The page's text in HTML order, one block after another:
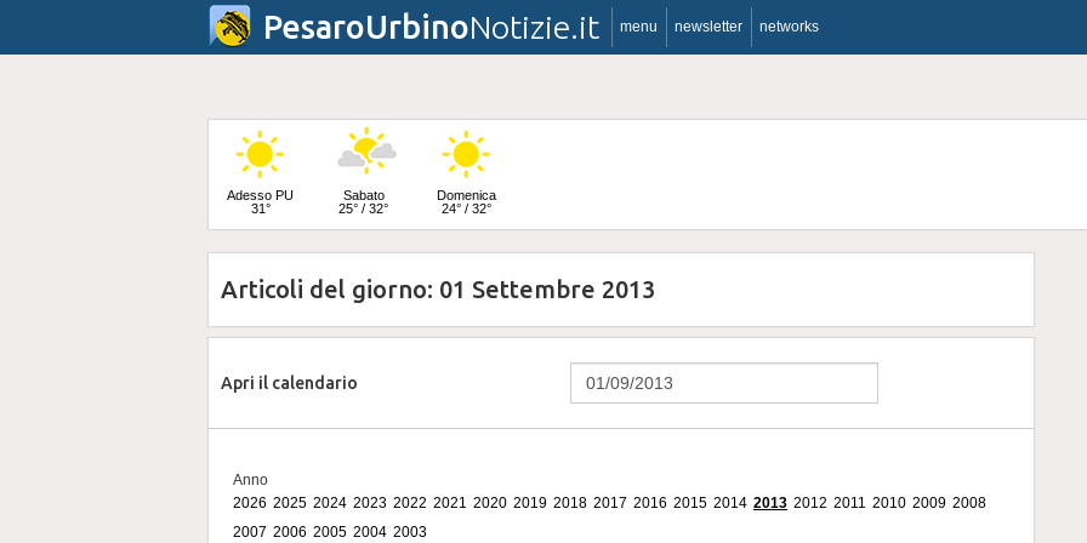
PesaroUrbinoNotizie.it menu newsletter networks
Adesso PU
31°
Sabato
25° / 32°
Domenica
24° / 32°
Articoli del giorno: 01 Settembre 2013
Apri il calendario
Anno
2026 2025 2024 2023 2022 2021 2020 2019 2018 2017 2016 2015 2014 2013 2012 2011 2010 2009 2008
2007 2006 2005 2004 2003